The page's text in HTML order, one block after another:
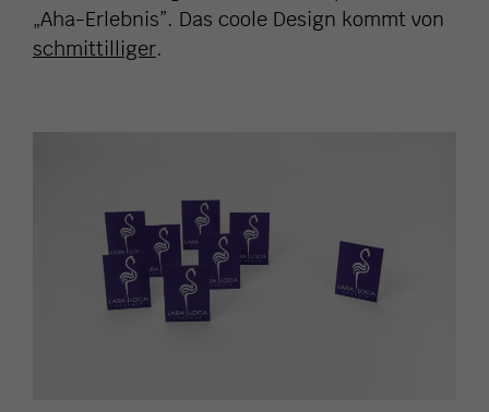
„Aha-Erlebnis”. Das coole Design kommt von
schmittilliger.